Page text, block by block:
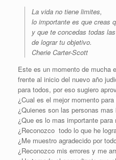
La vida no tiene limites,
lo importante es que creas
y que te concedas todas
de lograr tu objetivo.
Cherie Carter-Scott
Este es un momento de mucha
frente al inicio del nuevo año
para todos, por eso sugiero
¿Cual es el mejor momento
¿Quienes son las personas mas
¿Que es lo mas importante para
¿Reconozco todo lo que he
¿Me muestro agradecido por
¿Reconozco mis errores y me